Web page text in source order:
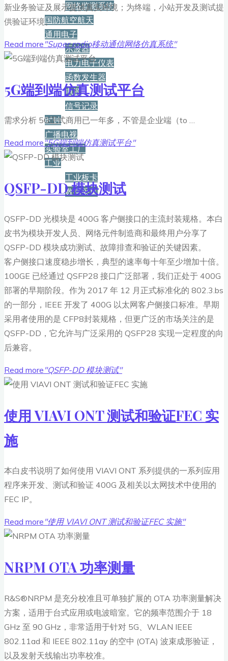
网络监测系统
国防航空航天
通用电子
示波器
电力电子仪表
函数发生器
电源
信号记录
时钟
广播电视
实验室工厂
工业
工业板卡
数据采集
服务+保障
资源下载
新闻
博客
新业务验证及展示提供真实环境；为终端，小站开发及测试提
供验证环境。
Read more "Super radio移动通信网络仿真系统"
5G端到端仿真测试平台
需求分析 5G正式商用已一年多，不管是企业端（to …
Read more"5G端到端仿真测试平台"
QSFP-DD 模块测试
QSFP-DD 光模块是 400G 客户侧接口的主流封装规格。本白
皮书为模块开发人员、网络元件制造商和最终用户分享了
QSFP-DD 模块成功测试、故障排查和验证的关键因素。
客户侧接口速度稳步增长，典型的速率每十年至少增加十倍。
100GE 已经通过 QSFP28 接口广泛部署，我们正处于 400G
部署的早期阶段。作为 2017 年 12 月正式标准化的 802.3.bs
的一部分，IEEE 开发了 400G 以太网客户侧接口标准。早期
采用者使用的是 CFP8封装规格，但更广泛的市场关注的是
QSFP-DD，它允许与广泛采用的 QSFP28 实现一定程度的向
后兼容。
Read more "QSFP-DD 模块测试"
使用 VIAVI ONT 测试和验证FEC 实
施
本白皮书说明了如何使用 VIAVI ONT 系列提供的一系列应用
程序来开发、测试和验证 400G 及相关以太网技术中使用的
FEC IP。
Read more "使用 VIAVI ONT 测试和验证FEC 实施"
NRPM OTA 功率测量
R&S®NRPM 是充分校准且可单独扩展的 OTA 功率测量解决
方案，适用于台式应用或电波暗室。它的频率范围介于 18
GHz 至 90 GHz，非常适用于针对 5G、WLAN IEEE
802.11ad 和 IEEE 802.11ay 的空中 (OTA) 波束成形验证，
以及发射天线输出功率校准。